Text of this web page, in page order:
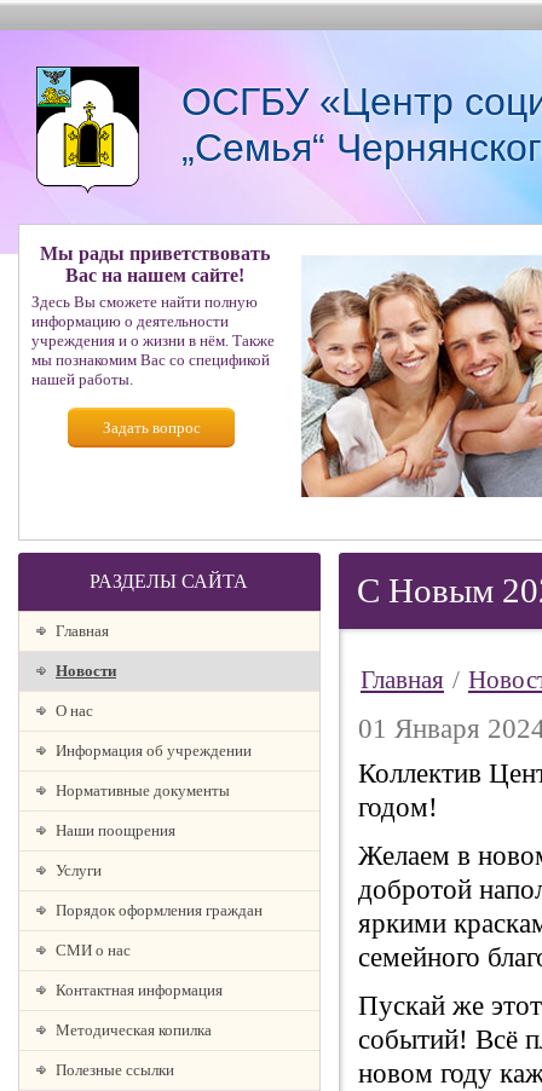
ОСГБУ «Центр
„Семья“
Мы рады приветствовать
Вас на нашем сайте!
Здесь Вы сможете найти полную
информацию о деятельности
учреждения и о жизни в нём. Также
мы познакомим Вас со спецификой
нашей работы.
Задать вопрос
РАЗДЕЛЫ САЙТА
Главная
Новости
О наc
Информация об учреждении
Нормативные документы
Наши поощрения
Услуги
Порядок оформления граждан
СМИ о нас
Контактная информация
Методическая копилка
Полезные ссылки
С Новым
Главная /
01 Января
Коллектив
годом!
Желаем в
добротой
яркими
семейного
Пускай же
событий! Всё
новом году